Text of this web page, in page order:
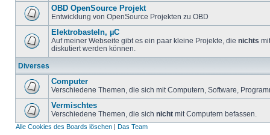
OBD OpenSource Projekt
Entwicklung von OpenSource Projekten zu OBD
Elektrobasteln, µC
Auf meiner Webseite gibt es ein paar kleine Projekte, die nichts
diskutiert werden können.
Diverses
Computer
Verschiedene Themen, die sich mit Computern, Software,
Vermischtes
Verschiedene Themen, die sich nicht mit Computern befassen.
Alle Cookies des Boards löschen | Das Team